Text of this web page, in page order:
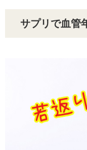
サプリで血管